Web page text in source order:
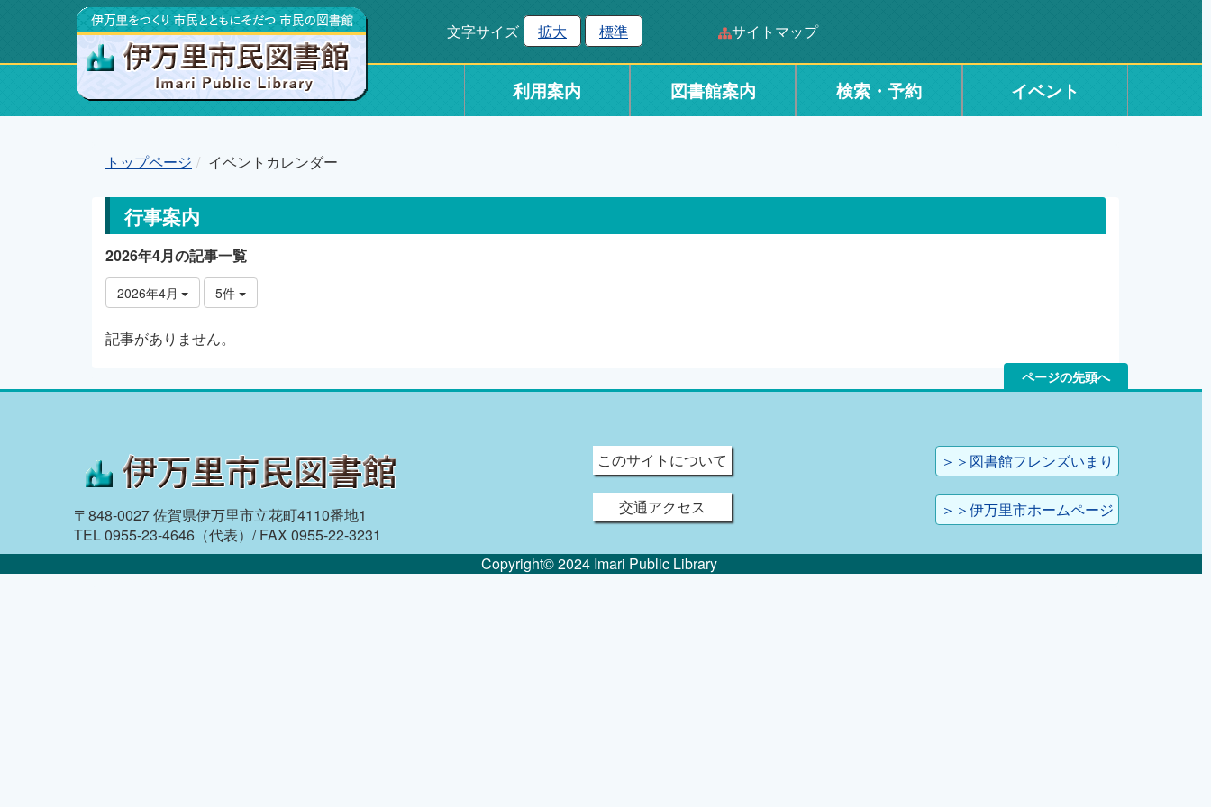
文字サイズ 拡大 標準 サイトマップ
利用案内 図書館案内 検索・予約 イベント
トップページ イベントカレンダー
行事案内
2026年4月の記事一覧
2026年4月 5件
記事がありません。
ページの先頭へ
〒848-0027 佐賀県伊万里市立花町4110番地1
TEL 0955-23-4646（代表）/ FAX 0955-22-3231
このサイトについて
交通アクセス
＞＞図書館フレンズいまり
＞＞伊万里市ホームページ
Copyright© 2024 Imari Public Library